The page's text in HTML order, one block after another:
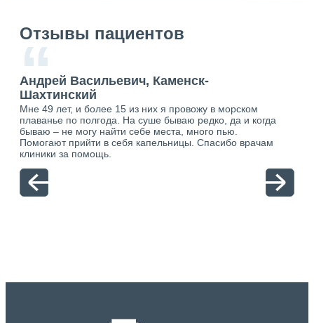
Отзывы пациентов
“
Андрей Васильевич, Каменск-
Шахтинский
Мне 49 лет, и более 15 из них я провожу в морском
плаванье по полгода. На суше бываю редко, да и когда
бываю – не могу найти себе места, много пью.
Помогают прийти в себя капельницы. Спасибо врачам
клиники за помощь.